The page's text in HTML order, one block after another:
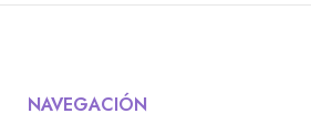
NAVEGACIÓN